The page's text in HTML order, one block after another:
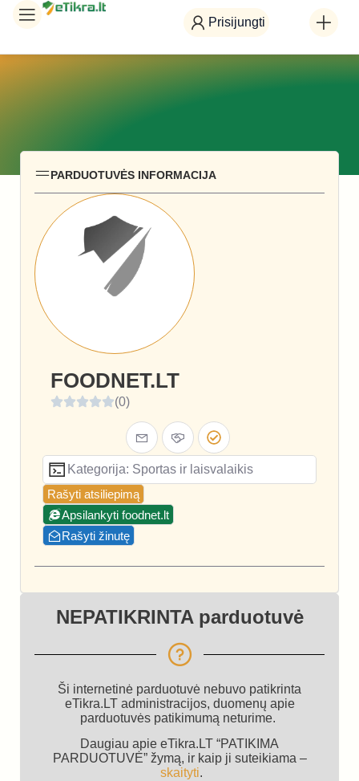
Prisijungti
PARDUOTUVĖS INFORMACIJA
FOODNET.LT
(0)
Kategorija: Sportas ir laisvalaikis
Rašyti atsiliepimą
Apsilankyti foodnet.lt
Rašyti žinutę
NEPATIKRINTA parduotuvė
Ši internetinė parduotuvė nebuvo patikrinta
eTikra.LT administracijos, duomenų apie
parduotuvės patikimumą neturime.
Daugiau apie eTikra.LT “PATIKIMA
PARDUOTUVĖ” žymą, ir kaip ji suteikiama –
skaityti.